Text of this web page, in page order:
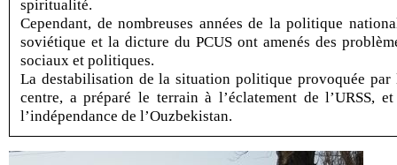
spiritualité.
Cependant, de nombreuses années de la politique
soviétique et la dicture du PCUS ont amenés des
sociaux et politiques.
La destabilisation de la situation politique provoquée par
centre, a préparé le terrain à l’éclatement de l’URSS,
l’indépendance de l’Ouzbekistan.